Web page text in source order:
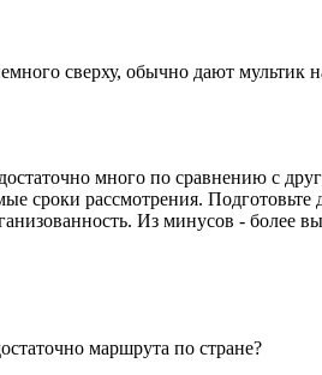
сверху, обычно дают мультик
много по сравнению с
сроки рассмотрения.
Из минусов - более
маршрута по стране?